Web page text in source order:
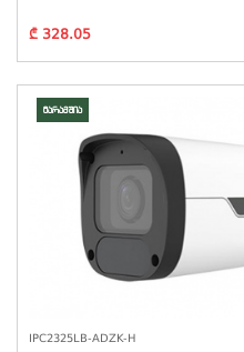
₾ 328.05
მარაგშია
IPC2325LB-ADZK-H